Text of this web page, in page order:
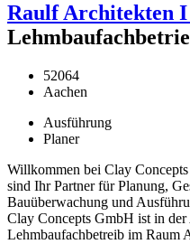
Raulf Architekten
52064
Aachen
Ausführung
Planer
Willkommen bei Clay
sind Ihr Partner für Planung,
Bauüberwachung und
Clay Concepts GmbH ist in
Lehmbaufachbetreib im Raum